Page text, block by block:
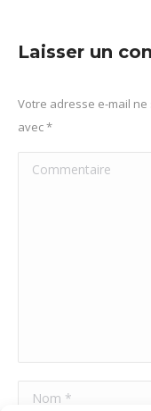
Laisser un
Votre adresse e-mail
avec*
Commentaire
Nom *